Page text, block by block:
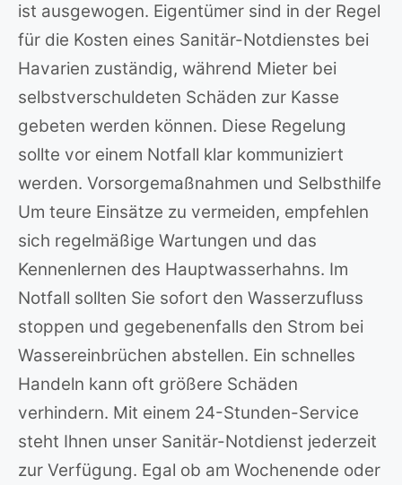
ist ausgewogen. Eigentümer sind in der Regel
für die Kosten eines Sanitär-Notdienstes bei
Havarien zuständig, während Mieter bei
selbstverschuldeten Schäden zur Kasse
gebeten werden können. Diese Regelung
sollte vor einem Notfall klar kommuniziert
werden. Vorsorgemaßnahmen und Selbsthilfe
Um teure Einsätze zu vermeiden, empfehlen
sich regelmäßige Wartungen und das
Kennenlernen des Hauptwasserhahns. Im
Notfall sollten Sie sofort den Wasserzufluss
stoppen und gegebenenfalls den Strom bei
Wassereinbrüchen abstellen. Ein schnelles
Handeln kann oft größere Schäden
verhindern. Mit einem 24-Stunden-Service
steht Ihnen unser Sanitär-Notdienst jederzeit
zur Verfügung. Egal ob am Wochenende oder